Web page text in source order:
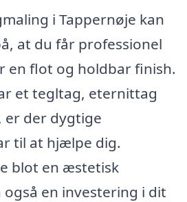
i Tappernøje kan
at du får professionel
en flot og holdbar finish.
et tegltag, eternittag
er der dygtige
til at hjælpe dig.
blot en æstetisk
en investering i dit